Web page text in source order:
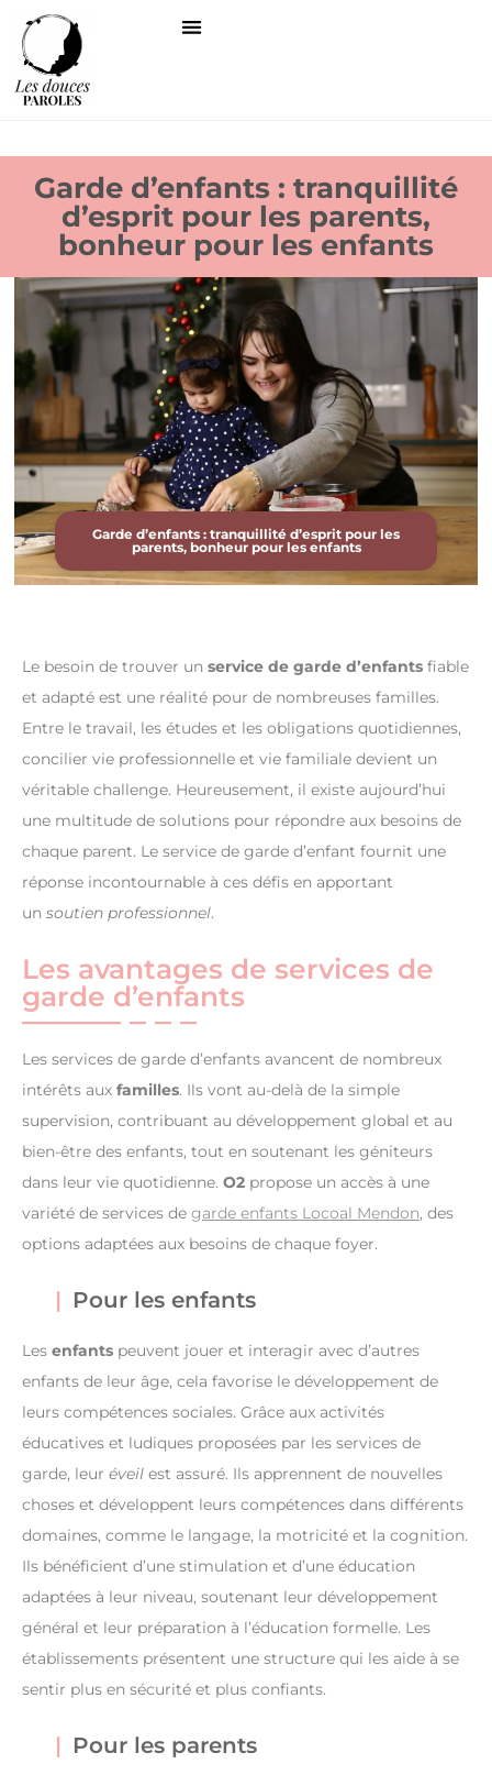
Garde d’enfants : tranquillité
d’esprit pour les parents,
bonheur pour les enfants
Garde d’enfants : tranquillité d’esprit pour les
parents, bonheur pour les enfants
Le besoin de trouver un service de garde d’enfants fiable
et adapté est une réalité pour de nombreuses familles.
Entre le travail, les études et les obligations quotidiennes,
concilier vie professionnelle et vie familiale devient un
véritable challenge. Heureusement, il existe aujourd’hui
une multitude de solutions pour répondre aux besoins de
chaque parent. Le service de garde d’enfant fournit une
réponse incontournable à ces défis en apportant
un soutien professionnel.
Les avantages de services de
garde d’enfants
Les services de garde d’enfants avancent de nombreux
intérêts aux familles. Ils vont au-delà de la simple
supervision, contribuant au développement global et au
bien-être des enfants, tout en soutenant les géniteurs
dans leur vie quotidienne. O2 propose un accès à une
variété de services de garde enfants Locoal Mendon, des
options adaptées aux besoins de chaque foyer.
Pour les enfants
Les enfants peuvent jouer et interagir avec d’autres
enfants de leur âge, cela favorise le développement de
leurs compétences sociales. Grâce aux activités
éducatives et ludiques proposées par les services de
garde, leur éveil est assuré. Ils apprennent de nouvelles
choses et développent leurs compétences dans différents
domaines, comme le langage, la motricité et la cognition.
Ils bénéficient d’une stimulation et d’une éducation
adaptées à leur niveau, soutenant leur développement
général et leur préparation à l’éducation formelle. Les
établissements présentent une structure qui les aide à se
sentir plus en sécurité et plus confiants.
Pour les parents